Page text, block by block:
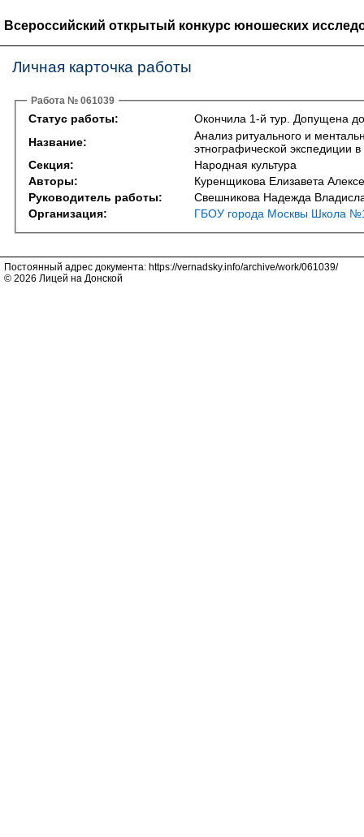
Всероссийский открытый конкурс юношеских
Личная карточка работы
Работа № 061039
Статус работы:
Окончила 1-й тур. Допущена
Название:
Анализ ритуального и
этнографической экспедиции
Секция:
Народная культура
Авторы:
Куренщикова Елизавета
Руководитель работы:
Свешникова Надежда
Организация:
ГБОУ города Москвы Школа
Постоянный адрес документа: https://vernadsky.info/archive/work/061039/
© 2026 Лицей на Донской